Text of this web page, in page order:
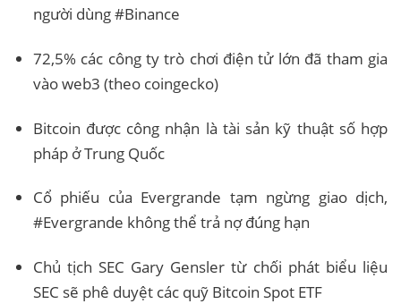
người dùng #Binance
72,5% các công ty trò chơi điện tử lớn đã tham gia
vào web3 (theo coingecko)
Bitcoin được công nhận là tài sản kỹ thuật số hợp
pháp ở Trung Quốc
Cổ phiếu của Evergrande tạm ngừng giao dịch,
#Evergrande không thể trả nợ đúng hạn
Chủ tịch SEC Gary Gensler từ chối phát biểu liệu
SEC sẽ phê duyệt các quỹ Bitcoin Spot ETF